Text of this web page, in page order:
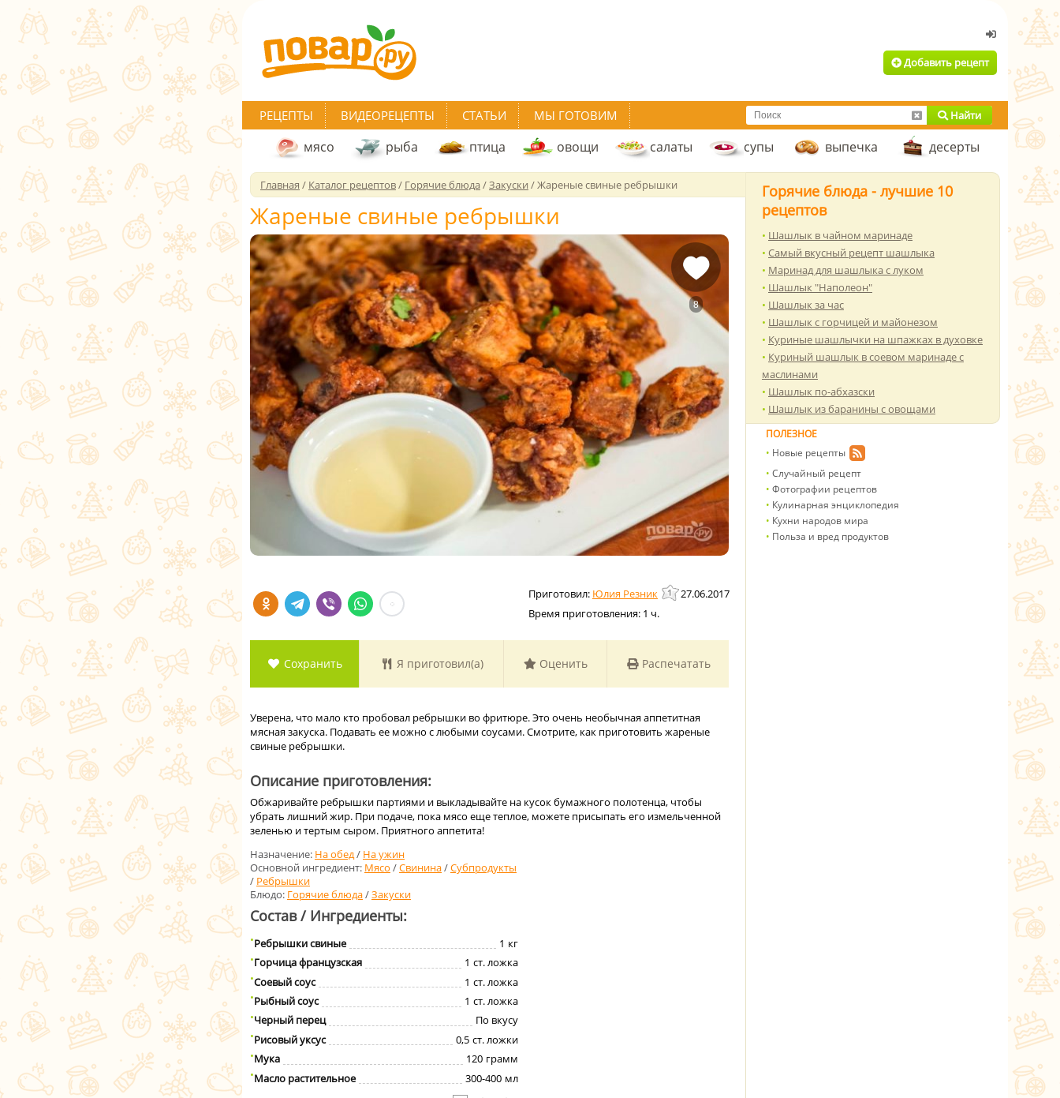
Добавить рецепт
РЕЦЕПТЫ ВИДЕОРЕЦЕПТЫ СТАТЬИ МЫ ГОТОВИМ Найти
мясо рыба птица овощи салаты супы выпечка десерты
Главная / Каталог рецептов/ Горячие блюда/Закуски /Жареные свиные ребрышки
Жареные свиные ребрышки
8
Юлия Резник
27.06.2017
Время приготовления: 1 ч.
Сохранить Я приготовил(а) Оценить Распечатать
Уверена, что мало кто пробовал ребрышки во фритюре. Это очень необычная аппетитная
мясная закуска. Подавать ее можно с любыми соусами. Смотрите, как приготовить жареные
свиные ребрышки.
Описание приготовления:
Обжаривайте ребрышки партиями и выкладывайте на кусок бумажного полотенца, чтобы
убрать лишний жир. При подаче, пока мясо еще теплое, можете присыпать его измельченной
зеленью и тертым сыром. Приятного аппетита!
Назначение: На обед/ На ужин
Основной ингредиент: Мясо /Свинина/Субпродукты
/ Ребрышки
Блюдо: Горячие блюда/Закуски
Состав / Ингредиенты:
Ребрышки свиные 1 кг
Горчица французская
1 ст. ложка
Соевый соус
1 ст. ложка
Рыбный соус
1 ст. ложка
Черный перец
По вкусу
Рисовый уксус
0,5 ст. ложки
Мука
120 грамм
Масло растительное
300-400 мл
Горячие блюда - лучшие 10
рецептов
Шашлык в чайном маринаде
Самый вкусный рецепт шашлыка
Маринад для шашлыка с луком
Шашлык "Наполеон"
Шашлык за час
Шашлык с горчицей и майонезом
Куриные шашлычки на шпажках в духовке
Куриный шашлык в соевом маринаде с
маслинами
Шашлык по-абхазски
Шашлык из баранины с овощами
ПОЛЕЗНОЕ
Новые рецепты
Случайный рецепт
Фотографии рецептов
Кулинарная энциклопедия
Кухни народов мира
Польза и вред продуктов